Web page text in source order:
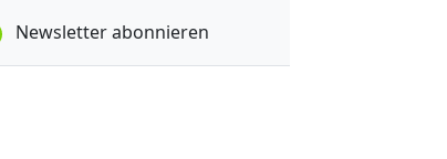
Newsletter abonnieren